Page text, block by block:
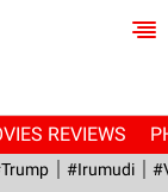
REVIEWS
#irumudi